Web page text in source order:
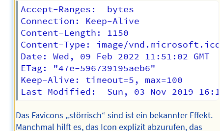
Accept-Ranges:	bytes
Connection: Keep-Alive
Content-Length:	1150
Content-Type: image/
Date: Wed, 09 Feb 2022 11:51:02 GMT
ETag: "47e-596739195aeb6"
Keep-Alive: timeout=5, max=100
Das Favicons „störrisch“ sind ist ein bekannter Effekt.
Manchmal hilft es, das Icon explizit abzurufen, das